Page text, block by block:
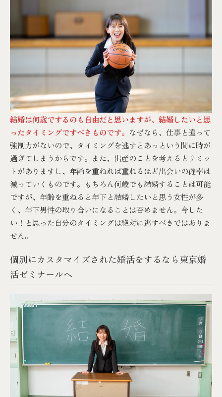
結婚は何歳でするのも自由だと思いますが、結婚したいと思
ったタイミングですべきものです。 なぜなら、仕事と違って
強制力がないので、タイミングを逃すとあっという間に時が
過ぎてしまうからです。また、出産のことを考えるとリミッ
トがありますし、年齢を重ねれば重ねるほど出会いの確率は
減っていくものです。もちろん何歳でも結婚することは可能
ですが、年齢を重ねると年下と結婚したいと思う女性が多
く、年下男性の取り合いになることは否めません。今した
い！と思った自分のタイミングは絶対に逃すべきではありま
せん。
個別にカスタマイズされた婚活をするなら東京婚
活ゼミナールへ